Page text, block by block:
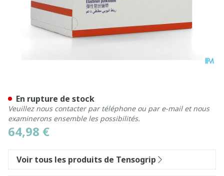
64,98 €
En rupture de stock
Veuillez nous contacter par téléphone ou par e-mail et nous
examinerons ensemble les possibilités.
Voir tous les produits de Tensogrip